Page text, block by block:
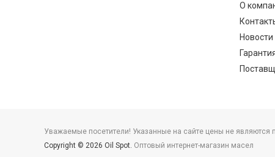
О
Новости
Уважаемые посетители! Указанные на сайте цены не являются
Copyright © 2026 Oil Spot. Оптовый интернет-магазин масел